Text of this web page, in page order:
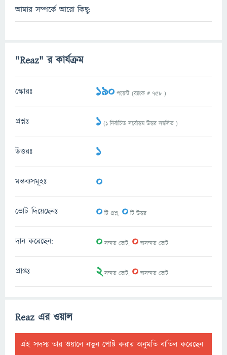
আমার সম্পর্কে আরো কিছু:
"Reaz" র কার্যক্রম
স্কোরঃ 190 পয়েন্ট (র‌্যাংক # 758 )
প্রশ্নঃ 1 (1নির্বাচিত সর্বোত্তম উত্তর সম্বলিত )
উত্তরঃ 1
মন্তব্যসমূহঃ 0
ভোট দিয়েছেনঃ 0টি প্রশ্ন, 0টি উত্তর
দান করেছেন: 0সম্মত ভোট, 0অসম্মত ভোট
প্রাপ্তঃ 2সম্মত ভোট, 0অসম্মত ভোট
Reaz এর ওয়াল
এই সদস্য তার ওয়ালে নতুন পোষ্ট করার অনুমতি বাতিল করেছেন